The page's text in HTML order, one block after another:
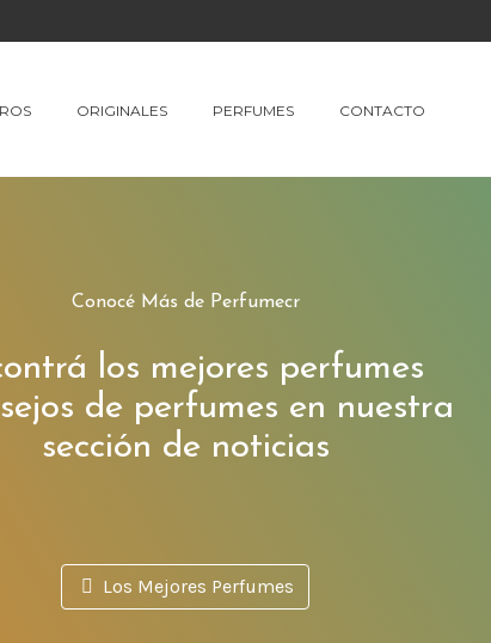
ORIGINALES PERFUMES CONTACTO
Conocé Más de Perfumecr
los mejores perfumes
de perfumes en nuestra
sección de noticias
Los Mejores Perfumes